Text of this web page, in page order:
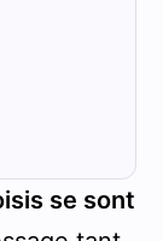
se sont